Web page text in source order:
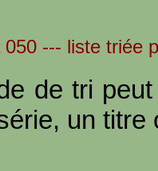
050 --- liste triée
de tri
un titre